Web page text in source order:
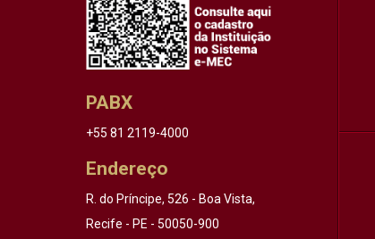
PABX
+55 81 2119-4000
Endereço
R. do Príncipe, 526 - Boa Vista,
Recife - PE - 50050-900